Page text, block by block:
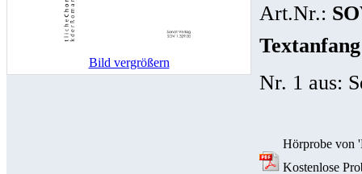
Bild vergrößern
Art.Nr.:
Nr. 1 aus:
Hörprobe von
Kostenlose